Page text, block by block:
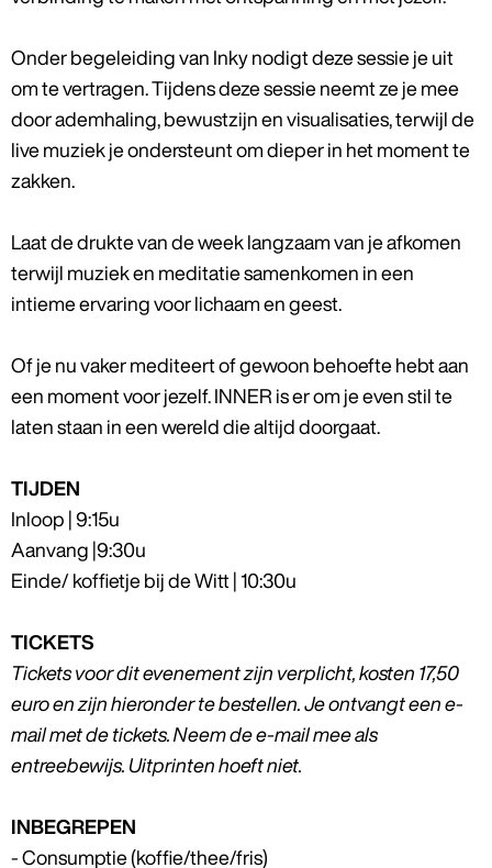
Onder begeleiding van Inky nodigt deze sessie je uit
om te vertragen. Tijdens deze sessie neemt ze je mee
door ademhaling, bewustzijn en visualisaties, terwijl de
live muziek je ondersteunt om dieper in het moment te
zakken.
Laat de drukte van de week langzaam van je afkomen
terwijl muziek en meditatie samenkomen in een
intieme ervaring voor lichaam en geest.
Of je nu vaker mediteert of gewoon behoefte hebt aan
een moment voor jezelf. INNER is er om je even stil te
laten staan in een wereld die altijd doorgaat.
TIJDEN
Inloop | 9:15u
Aanvang |9:30u
Einde/ koffietje bij de Witt | 10:30u
TICKETS
Tickets voor dit evenement zijn verplicht, kosten 17,50
euro en zijn hieronder te bestellen. Je ontvangt een e-
mail met de tickets. Neem de e-mail mee als
entreebewijs. Uitprinten hoeft niet.
INBEGREPEN
- Consumptie (koffie/thee/fris)